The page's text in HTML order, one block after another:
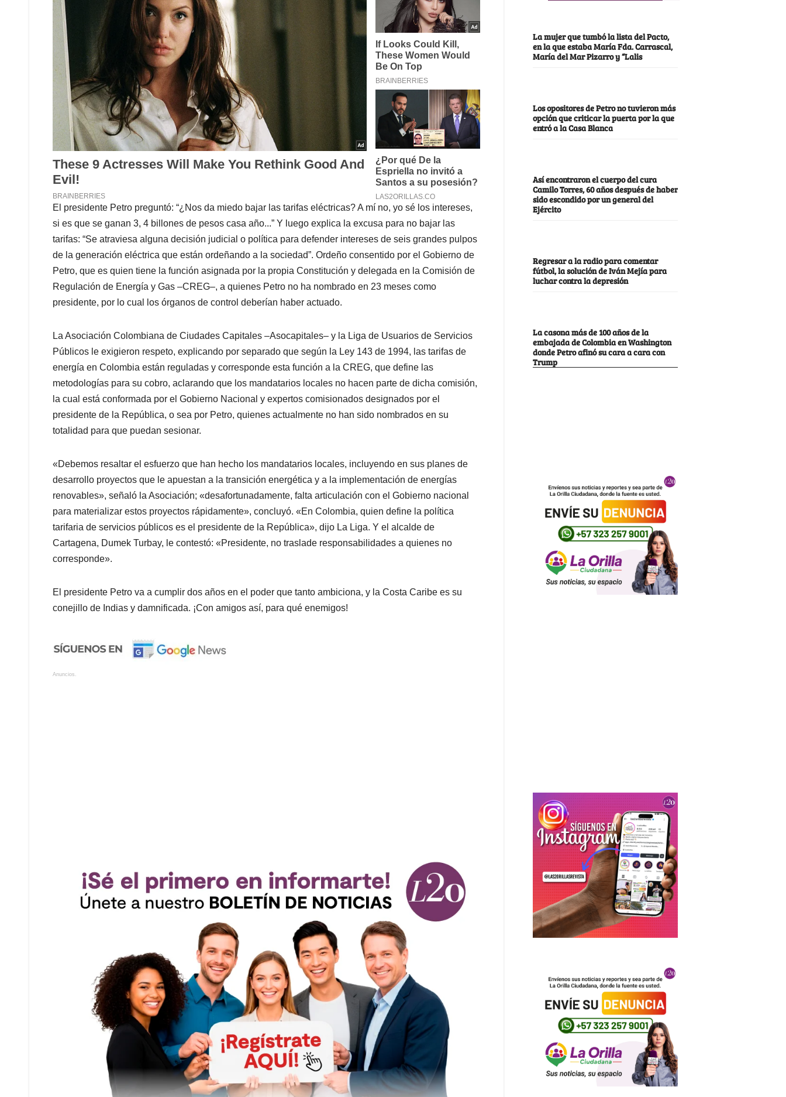
El presidente Petro preguntó: “¿Nos da miedo bajar las tarifas eléctricas? A mí no, yo sé los intereses,
si es que se ganan 3, 4 billones de pesos casa año...” Y luego explica la excusa para no bajar las
tarifas: “Se atraviesa alguna decisión judicial o política para defender intereses de seis grandes pulpos
de la generación eléctrica que están ordeñando a la sociedad”. Ordeño consentido por el Gobierno de
Petro, que es quien tiene la función asignada por la propia Constitución y delegada en la Comisión de
Regulación de Energía y Gas –CREG–, a quienes Petro no ha nombrado en 23 meses como
presidente, por lo cual los órganos de control deberían haber actuado.
La Asociación Colombiana de Ciudades Capitales –Asocapitales– y la Liga de Usuarios de Servicios
Públicos le exigieron respeto, explicando por separado que según la Ley 143 de 1994, las tarifas de
energía en Colombia están reguladas y corresponde esta función a la CREG, que define las
metodologías para su cobro, aclarando que los mandatarios locales no hacen parte de dicha comisión,
la cual está conformada por el Gobierno Nacional y expertos comisionados designados por el
presidente de la República, o sea por Petro, quienes actualmente no han sido nombrados en su
totalidad para que puedan sesionar.
«Debemos resaltar el esfuerzo que han hecho los mandatarios locales, incluyendo en sus planes de
desarrollo proyectos que le apuestan a la transición energética y a la implementación de energías
renovables», señaló la Asociación; «desafortunadamente, falta articulación con el Gobierno nacional
para materializar estos proyectos rápidamente», concluyó. «En Colombia, quien define la política
tarifaria de servicios públicos es el presidente de la República», dijo La Liga. Y el alcalde de
Cartagena, Dumek Turbay, le contestó: «Presidente, no traslade responsabilidades a quienes no
corresponde».
El presidente Petro va a cumplir dos años en el poder que tanto ambiciona, y la Costa Caribe es su
conejillo de Indias y damnificada. ¡Con amigos así, para qué enemigos!
Anuncios.
La mujer que tumbó la lista del Pacto,
en la que estaba María Fda. Carrascal,
María del Mar Pizarro y “Lalis
Los opositores de Petro no tuvieron más
opción que criticar la puerta por la que
entró a la Casa Blanca
Así encontraron el cuerpo del cura
Camilo Torres, 60 años después de haber
sido escondido por un general del
Ejército
Regresar a la radio para comentar
fútbol, la solución de Iván Mejía para
luchar contra la depresión
La casona más de 100 años de la
embajada de Colombia en Washington
donde Petro afinó su cara a cara con
Trump